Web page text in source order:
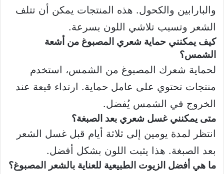
والبارابين والكحول. هذه المنتجات يمكن أن تتلف
الشعر وتسبب تلاشي اللون بسرعة.
كيف يمكنني حماية شعري المصبوغ من أشعة
الشمس؟
لحماية شعرك المصبوغ من الشمس، استخدم
منتجات تحتوي على عامل حماية. ارتداء قبعة عند
الخروج في الشمس يُفضل.
متى يمكنني غسل شعري بعد الصبغة؟
انتظر لمدة يومين إلى ثلاثة أيام قبل غسل الشعر
بعد الصبغة. هذا يثبت اللون بشكل أفضل.
ما هي أفضل الزيوت الطبيعية للعناية بالشعر المصبوغ؟